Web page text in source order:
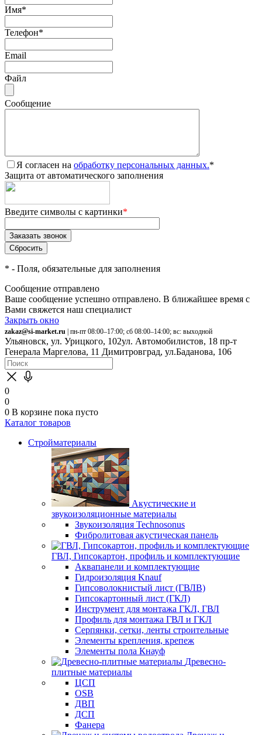
Имя*
Телефон*
Email
Файл
Сообщение
Я согласен на обработку персональных данных.*
Защита от автоматического заполнения
Введите символы с картинки*
* - Поля, обязательные для заполнения
Сообщение отправлено
Ваше сообщение успешно отправлено. В ближайшее время с
Вами свяжется наш специалист
Закрыть окно
zakaz@si-market.ru | пн-пт 08:00–17:00; сб 08:00–14:00; вс: выходной
Ульяновск, ул. Урицкого, 102ул. Автомобилистов, 18 пр-т
Генерала Маргелова, 11 Димитровград, ул.Баданова, 106
0
0
0 В корзине пока пусто
Каталог товаров
Стройматериалы
Акустические и
звукоизоляционные материалы
Звукоизоляция Technosonus
Фибролитовая акустическая панель
ГВЛ, Гипсокартон, профиль и комплектующие
Аквапанели и комплектующие
Гидроизоляция Knauf
Гипсоволокнистый лист (ГВЛВ)
Гипсокартонный лист (ГКЛ)
Инструмент для монтажа ГКЛ, ГВЛ
Профиль для монтажа ГВЛ и ГКЛ
Серпянки, сетки, ленты строительные
Элементы крепления, крепеж
Элементы пола Кнауф
Древесно-
плитные материалы
ЦСП
OSB
ДВП
ДСП
Фанера